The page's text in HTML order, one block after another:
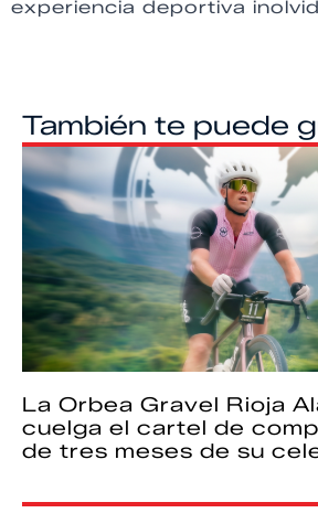
experiencia deportiva
También te puede
La Orbea Gravel Rioja
cuelga el cartel de
de tres meses de su